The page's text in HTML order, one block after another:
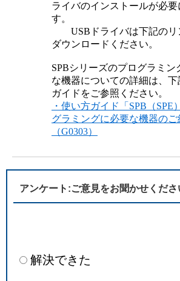
ライバのインストールが必要
す。
USBドライバは下記のリ
ダウンロードください。
SPBシリーズのプログラミン
な機器についての詳細は、
ガイドをご参照ください。
・使い方ガイド「SPB（SPE
グラミングに必要な機器のご
（G0303）
アンケート:ご意見をお聞かせくださ
解決できた